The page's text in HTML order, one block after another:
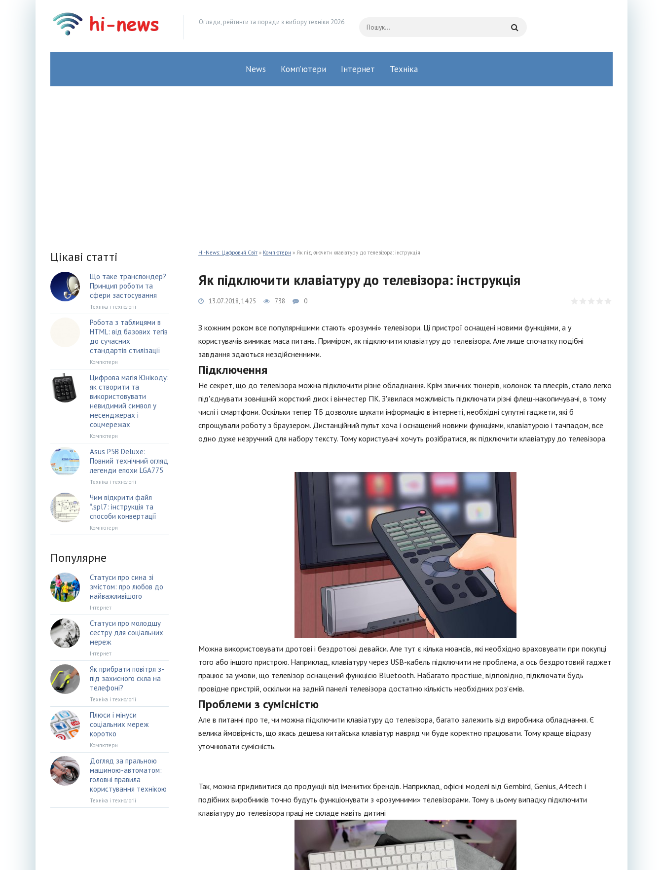
Огляди, рейтинги та поради з вибору техніки 2026
News Комп’ютери Інтернет Техніка
Hi-News: Цифровий Світ » Компютери » Як підключити клавіатуру до телевізора: інструкція
Як підключити клавіатуру до телевізора: інструкція
13.07.2018, 14:25 738 0
З кожним роком все популярнішими стають «розумні» телевізори. Ці пристрої оснащені новими функціями, а у
користувачів виникає маса питань. Приміром, як підключити клавіатуру до телевізора. Але лише спочатку подібні
завдання здаються нездійсненними.
Підключення
Не секрет, що до телевізора можна підключити різне обладнання. Крім звичних тюнерів, колонок та плеєрів, стало легко
під'єднувати зовнішній жорсткий диск і вінчестер ПК. З'явилася можливість підключати різні флеш-накопичувачі, в тому
числі і смартфони. Оскільки тепер ТБ дозволяє шукати інформацію в інтернеті, необхідні супутні гаджети, які б
спрощували роботу з браузером. Дистанційний пульт хоча і оснащений новими функціями, клавіатурою і тачпадом, все
одно дуже незручний для набору тексту. Тому користувачі хочуть розібратися, як підключити клавіатуру до телевізора.
Можна використовувати дротові і бездротові девайси. Але тут є кілька нюансів, які необхідно враховувати при покупці
того або іншого пристрою. Наприклад, клавіатуру через USB-кабель підключити не проблема, а ось бездротовий гаджет
працює за умови, що телевізор оснащений функцією Bluetooth. Набагато простіше, відповідно, підключати будь
провідне пристрій, оскільки на задній панелі телевізора достатню кількість необхідних роз'ємів.
Проблеми з сумісністю
Але в питанні про те, чи можна підключити клавіатуру до телевізора, багато залежить від виробника обладнання. Є
велика ймовірність, що якась дешева китайська клавіатур навряд чи буде коректно працювати. Тому краще відразу
уточнювати сумісність.
Так, можна придивитися до продукції від іменитих брендів. Наприклад, офісні моделі від Gembird, Genius, A4tech і
подібних виробників точно будуть функціонувати з «розумними» телевізорами. Тому в цьому випадку підключити
клавіатуру до телевізора праці не складе навіть дитині
Цікаві статті
Що таке транспондер?
Принцип роботи та
сфери застосування
Техніка і технології
Робота з таблицями в
HTML: від базових тегів
до сучасних
стандартів стилізації
Компютери
Цифрова магія Юнікоду:
як створити та
використовувати
невидимий символ у
месенджерах і
соцмережах
Компютери
Asus P5B Deluxe:
Повний технічний огляд
легенди епохи LGA775
Техніка і технології
Чим відкрити файл
*.spl7: інструкція та
способи конвертації
Компютери
Популярне
Статуси про сина зі
змістом: про любов до
найважливішого
Інтернет
Статуси про молодшу
сестру для соціальних
мереж
Інтернет
Як прибрати повітря з-
під захисного скла на
телефоні?
Техніка і технології
Плюси і мінуси
соціальних мереж
коротко
Компютери
Догляд за пральною
машиною-автоматом:
головні правила
користування технікою
Техніка і технології